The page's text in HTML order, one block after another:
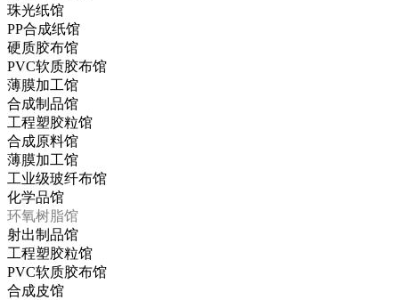
珠光纸馆
PP合成纸馆
硬质胶布馆
PVC软质胶布馆
薄膜加工馆
合成制品馆
工程塑胶粒馆
合成原料馆
薄膜加工馆
工业级玻纤布馆
化学品馆
环氧树脂馆
射出制品馆
工程塑胶粒馆
PVC软质胶布馆
合成皮馆